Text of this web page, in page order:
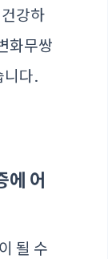
강하
화무쌍
니다.
에 어
될 수